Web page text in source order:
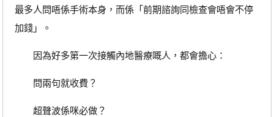
最多人問唔係手術本身，而係「前期諮詢同檢查會唔會不停
加錢」。
因為好多第一次接觸內地醫療嘅人，都會擔心：
問兩句就收費？
超聲波係咪必做？